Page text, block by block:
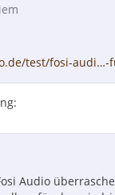
test/fosi-audi…-
Audio